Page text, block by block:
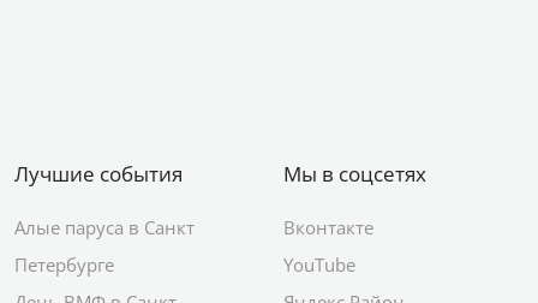
Лучшие события
Алые паруса в Санкт
Петербурге
Мы в соцсетях
Вконтакте
YouTube